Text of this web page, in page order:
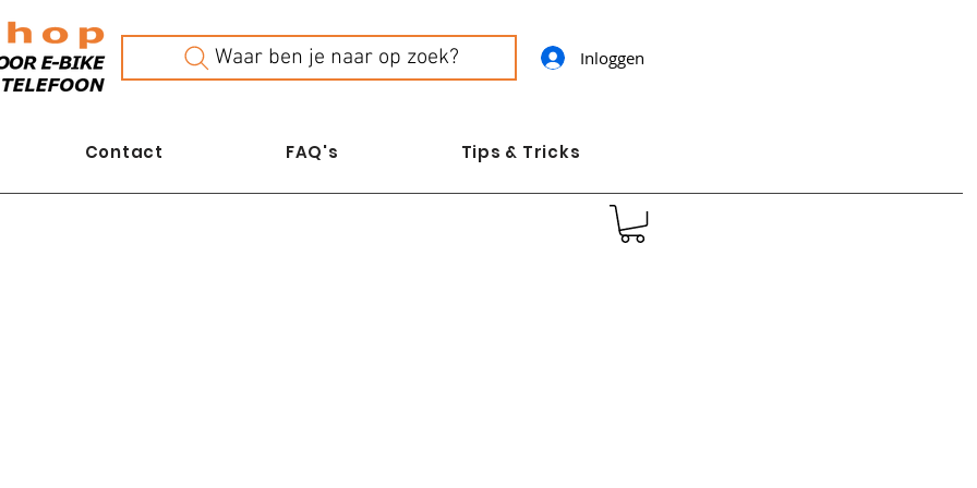
Waar ben je naar op zoek? Inloggen
Contact FAQ's Tips & Tricks